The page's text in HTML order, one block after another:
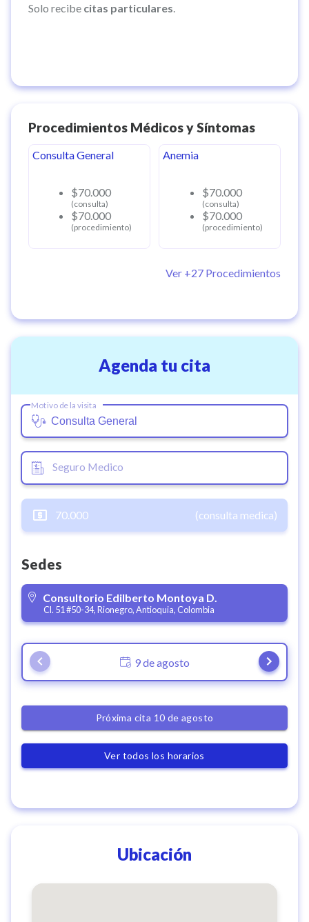
Solo recibe citas particulares
Procedimientos Médicos y Síntomas
Consulta General
$70.000
(consulta)
$70.000
(procedimiento)
Anemia
$70.000
(consulta)
$70.000
(procedimiento)
Ver +27 Procedimientos
Agenda tu cita
Motivo de la visita
Seguro Medico
70.000 (consulta medica)
Sedes
Consultorio Edilberto Montoya D.
Cl. 51 #50-34, Rionegro, Antioquia, Colombia
9 de agosto
Próxima cita 10 de agosto
Ver todos los horarios
Ubicación